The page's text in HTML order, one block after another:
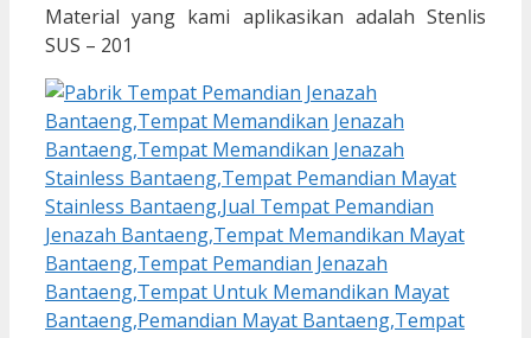
Material yang kami aplikasikan adalah Stenlis
SUS – 201